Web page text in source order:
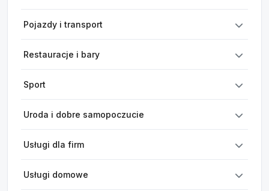
Pojazdy i transport
Restauracje i bary
Sport
Uroda i dobre samopoczucie
Usługi dla firm
Usługi domowe